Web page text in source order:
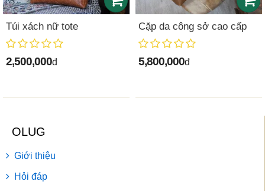
Túi xách nữ tote
2,500,000đ
Cặp da công sở cao cấp
5,800,000đ
OLUG
Giới thiệu
Hỏi đáp